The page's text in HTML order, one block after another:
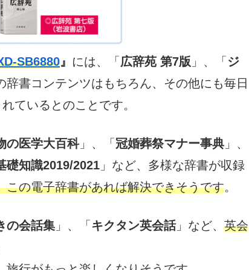
SB6880』 には、「 広辞苑 第7版 」、「 ジ
辞書コンテンツはもちろん、その他にも毎日
ているとのことです。
の医学大百科」、「 冠婚葬祭マナー事典 」、
礎知識2019/2021 」など、多様な辞書が収録
この電子辞書があれば解決できそうです。
の会話集 」、「 キクタン英会話」など、 英会